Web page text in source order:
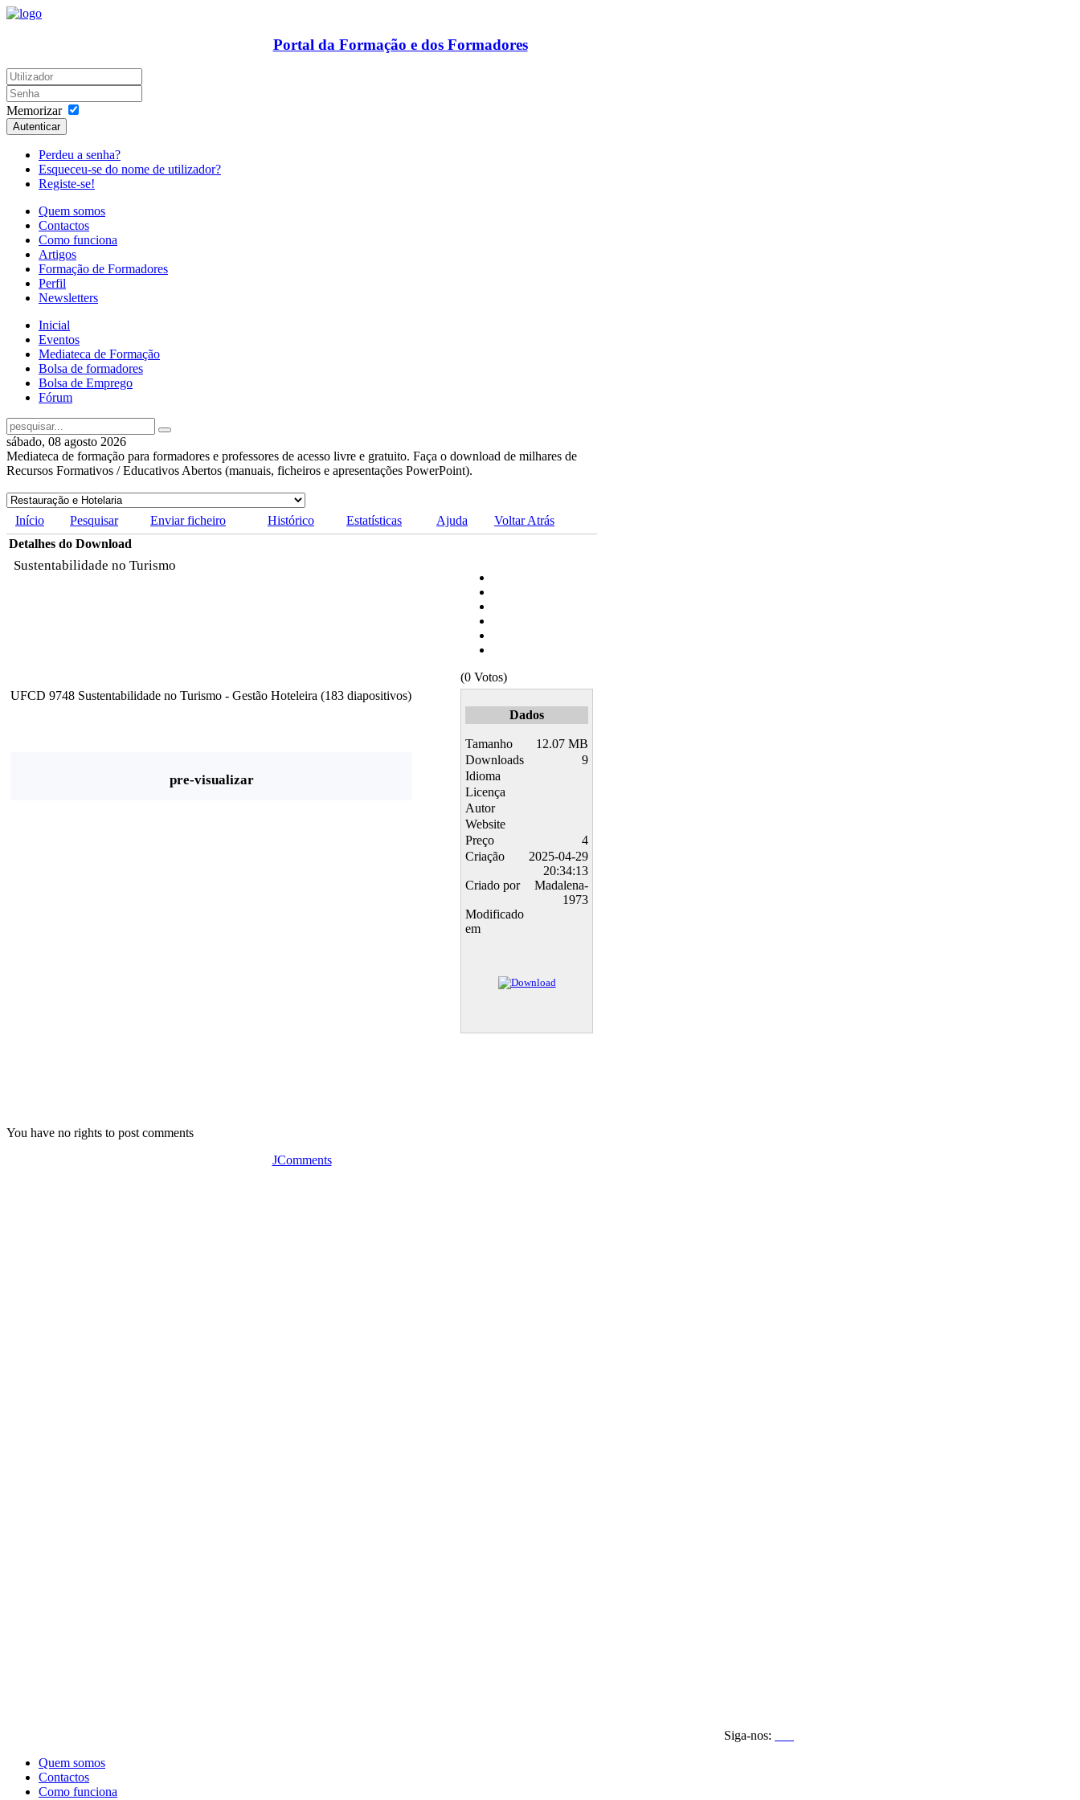
Portal da Formação e dos Formadores
Memorizar
Autenticar
Perdeu a senha?
Esqueceu-se do nome de utilizador?
Registe-se!
Quem somos
Contactos
Como funciona
Artigos
Formação de Formadores
Perfil
Newsletters
Inicial
Eventos
Mediateca de Formação
Bolsa de formadores
Bolsa de Emprego
Fórum
sábado, 08 agosto 2026
Mediateca de formação para formadores e professores de acesso livre e gratuito. Faça o download de milhares de
Recursos Formativos / Educativos Abertos (manuais, ficheiros e apresentações PowerPoint).
Início Pesquisar Enviar ficheiro Histórico Estatísticas Ajuda
Voltar Atrás
Detalhes do Download
Sustentabilidade no Turismo
(0 Votos)
UFCD 9748 Sustentabilidade no Turismo - Gestão Hoteleira (183 diapositivos)
pre-visualizar
Dados
Tamanho
12.07 MB
Downloads
9
Idioma
Licença
Autor
Website
Preço
4
Criação
2025-04-29
20:34:13
Criado por
Madalena-
1973
Modificado
em
You have no rights to post comments
JComments
Siga-nos:
Quem somos
Contactos
Como funciona